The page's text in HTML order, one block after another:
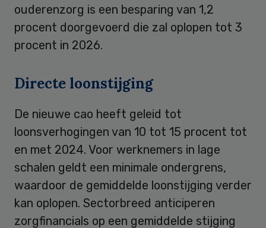
ouderenzorg is een besparing van 1,2
procent doorgevoerd die zal oplopen tot 3
procent in 2026.
Directe loonstijging
De nieuwe cao heeft geleid tot
loonsverhogingen van 10 tot 15 procent tot
en met 2024. Voor werknemers in lage
schalen geldt een minimale ondergrens,
waardoor de gemiddelde loonstijging verder
kan oplopen. Sectorbreed anticiperen
zorgfinancials op een gemiddelde stijging